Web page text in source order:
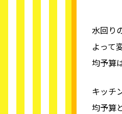
水回り
よって
均予算
キッチ
均予算